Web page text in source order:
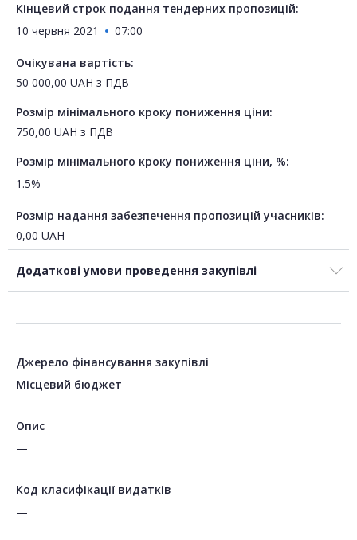
Кінцевий строк подання тендерних пропозицій:
10 червня 2021
07:00
Очікувана вартість:
50 000,00 UAH з ПДВ
Розмір мінімального кроку пониження ціни:
750,00 UAH з ПДВ
Розмір мінімального кроку пониження ціни, %:
1.5%
Розмір надання забезпечення пропозицій учасників:
0,00 UAH
Додаткові умови проведення закупівлі
Джерело фінансування закупівлі
Місцевий бюджет
Опис
—
Код класифікації видатків
—